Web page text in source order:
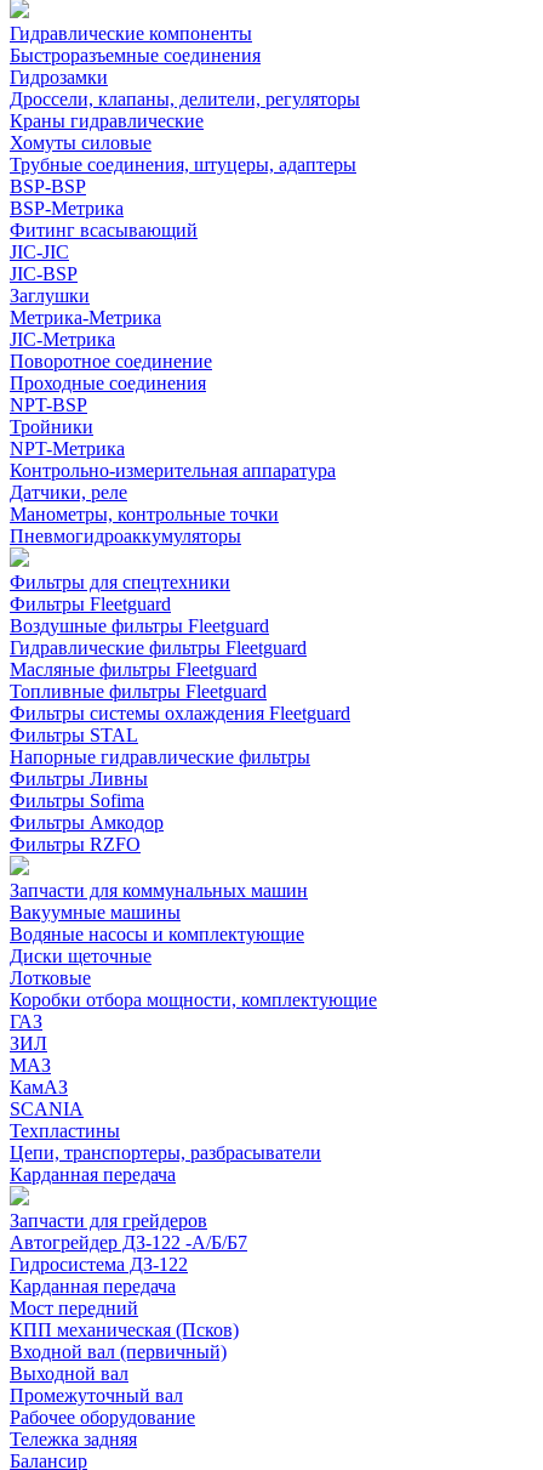
Гидравлические компоненты
Быстроразъемные соединения
Гидрозамки
Дроссели, клапаны, делители, регуляторы
Краны гидравлические
Хомуты силовые
Трубные соединения, штуцеры, адаптеры
BSP-BSP
BSP-Метрика
Фитинг всасывающий
JIC-JIC
JIC-BSP
Заглушки
Метрика-Метрика
JIC-Метрика
Поворотное соединение
Проходные соединения
NPT-BSP
Тройники
NPT-Метрика
Контрольно-измерительная аппаратура
Датчики, реле
Манометры, контрольные точки
Пневмогидроаккумуляторы
Фильтры для спецтехники
Фильтры Fleetguard
Воздушные фильтры Fleetguard
Гидравлические фильтры Fleetguard
Масляные фильтры Fleetguard
Топливные фильтры Fleetguard
Фильтры системы охлаждения Fleetguard
Фильтры STAL
Напорные гидравлические фильтры
Фильтры Ливны
Фильтры Sofima
Фильтры Амкодор
Фильтры RZFO
Запчасти для коммунальных машин
Вакуумные машины
Водяные насосы и комплектующие
Диски щеточные
Лотковые
Коробки отбора мощности, комплектующие
ГАЗ
ЗИЛ
МАЗ
КамАЗ
SCANIA
Техпластины
Цепи, транспортеры, разбрасыватели
Карданная передача
Запчасти для грейдеров
Автогрейдер ДЗ-122 -А/Б/Б7
Гидросистема ДЗ-122
Карданная передача
Мост передний
КПП механическая (Псков)
Входной вал (первичный)
Выходной вал
Промежуточный вал
Рабочее оборудование
Тележка задняя
Балансир